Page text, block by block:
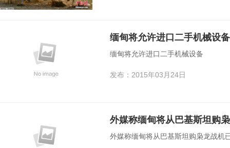
缅甸将允许进口二手机械设备
缅甸将允许进口二手机械设备
发布：2015年03月24日
外媒称缅甸将从巴基斯坦购
外媒称缅甸将从巴基斯坦购枭龙战机